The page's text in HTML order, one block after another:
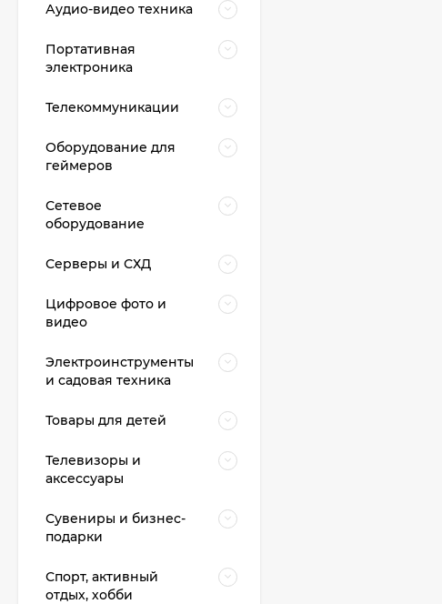
Аудио-видео техника
Портативная
электроника
Телекоммуникации
Оборудование для
геймеров
Сетевое
оборудование
Серверы и СХД
Цифровое фото и
видео
Электроинструменты
и садовая техника
Товары для детей
Телевизоры и
аксессуары
Сувениры и бизнес-
подарки
Спорт, активный
отдых, хобби